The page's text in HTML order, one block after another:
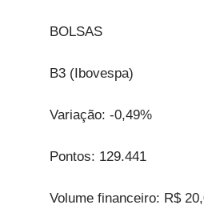
BOLSAS
B3 (Ibovespa)
Variação: -0,49%
Pontos: 129.441
Volume financeiro: R$